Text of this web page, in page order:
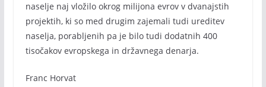
naselje naj vložilo okrog milijona evrov v dvanajstih
projektih, ki so med drugim zajemali tudi ureditev
naselja, porabljenih pa je bilo tudi dodatnih 400
tisočakov evropskega in državnega denarja.
Franc Horvat